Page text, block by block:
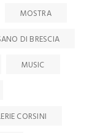
MOSTRA
DI BRESCIA
MUSIC
CORSINI